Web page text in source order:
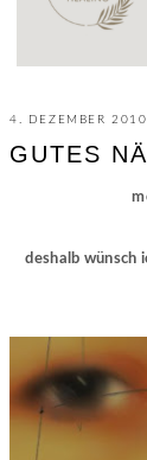
4. DEZEMBER 2010
GUTES
deshalb wünsch